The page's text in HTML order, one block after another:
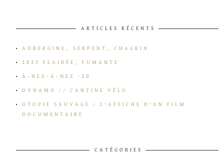
ARTICLES RÉCENTS
AUBERGINE, SERPENT, CHAGRIN
2023 FLAIRÉE, FUMANTE
À-NEZ-À-NEZ ’20
DYNAMO // CANTINE VÉLO
UTOPIE SAUVAGE / L’AFFICHE D’UN FILM
DOCUMENTAIRE
CATÉGORIES